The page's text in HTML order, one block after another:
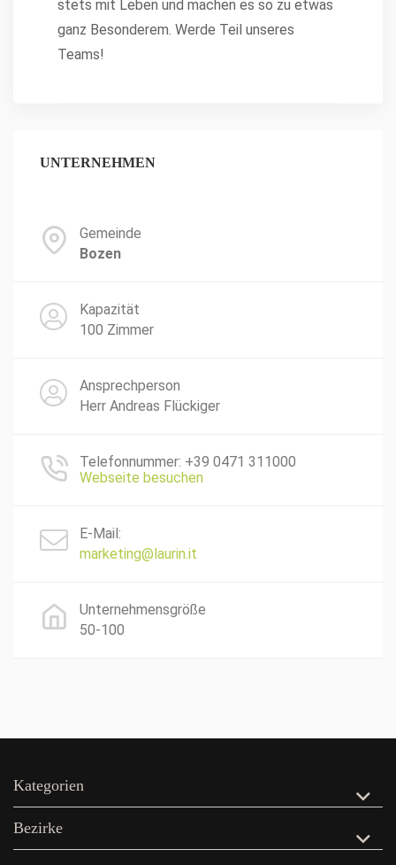
stets mit Leben und machen es so zu etwas
ganz Besonderem. Werde Teil unseres
Teams!
UNTERNEHMEN
Gemeinde
Bozen
Kapazität
100 Zimmer
Ansprechperson
Herr Andreas Flückiger
Telefonnummer: +39 0471 311000
Webseite besuchen
E-Mail:
marketing@laurin.it
Unternehmensgröße
50-100
Kategorien
Bezirke